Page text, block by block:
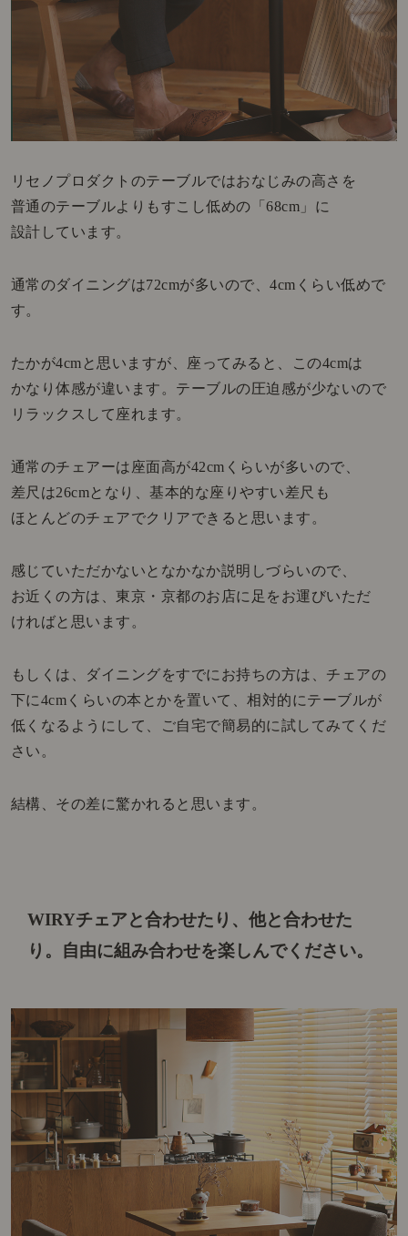
リセノプロダクトのテーブルではおなじみの高さを
普通のテーブルよりもすこし低めの「68cm」に
設計しています。
通常のダイニングは72cmが多いので、4cmくらい低めで
す。
たかが4cmと思いますが、座ってみると、この4cmは
かなり体感が違います。テーブルの圧迫感が少ないので
リラックスして座れます。
通常のチェアーは座面高が42cmくらいが多いので、
差尺は26cmとなり、基本的な座りやすい差尺も
ほとんどのチェアでクリアできると思います。
感じていただかないとなかなか説明しづらいので、
お近くの方は、東京・京都のお店に足をお運びいただ
ければと思います。
もしくは、ダイニングをすでにお持ちの方は、チェアの
下に4cmくらいの本とかを置いて、相対的にテーブルが
低くなるようにして、ご自宅で簡易的に試してみてくだ
さい。
結構、その差に驚かれると思います。
WIRYチェアと合わせたり、他と合わせた
り。 自由に組み合わせを楽しんでください。